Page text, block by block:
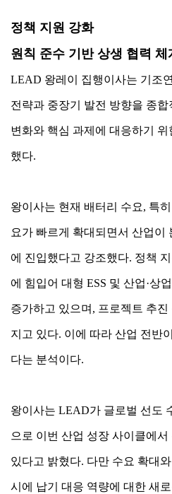
정책 지원 강화
원칙 준수 기반 상생 협력 체
LEAD 왕레이 집행이사는 기조
전략과 중장기 발전 방향을 종
변화와 핵심 과제에 대응하기 위
했다.
왕이사는 현재 배터리 수요, 특
요가 빠르게 확대되면서 산업이
에 진입했다고 강조했다. 정책
에 힘입어 대형 ESS 및 산업·상
증가하고 있으며, 프로젝트 추
지고 있다. 이에 따라 산업 전반
다는 분석이다.
왕이사는 LEAD가 글로벌 선도
으로 이번 산업 성장 사이클에
있다고 밝혔다. 다만 수요 확대
시에 납기 대응 역량에 대한 새